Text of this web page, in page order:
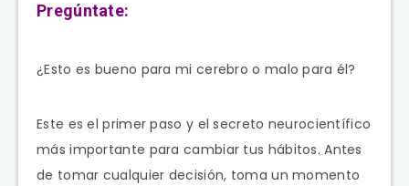
Pregúntate:
¿Esto es bueno para mi cerebro o malo para él?
Este es el primer paso y el secreto neurocientífico
más importante para cambiar tus hábitos. Antes
de tomar cualquier decisión, toma un momento